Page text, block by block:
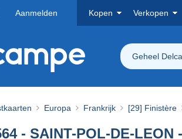
Aanmelden Kopen Verkopen
Geheel
Europa Frankrijk [29] Finistère
- SAINT-POL-DE-